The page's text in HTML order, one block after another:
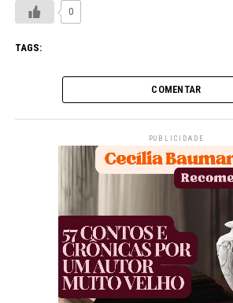
0
TAGS:
COMENTAR
PUBLICIDADE